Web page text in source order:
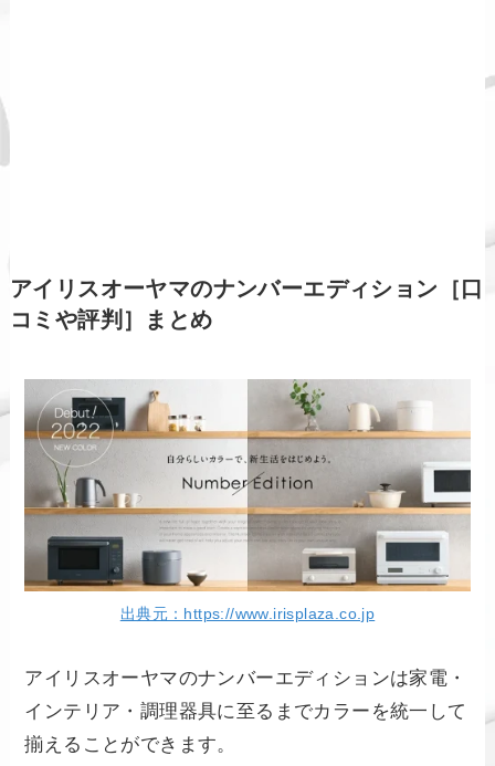
アイリスオーヤマのナンバーエディション［口
コミや評判］まとめ
出典元：https://www.irisplaza.co.jp
アイリスオーヤマのナンバーエディションは家電・
インテリア・調理器具に至るまでカラーを統一して
揃えることができます。